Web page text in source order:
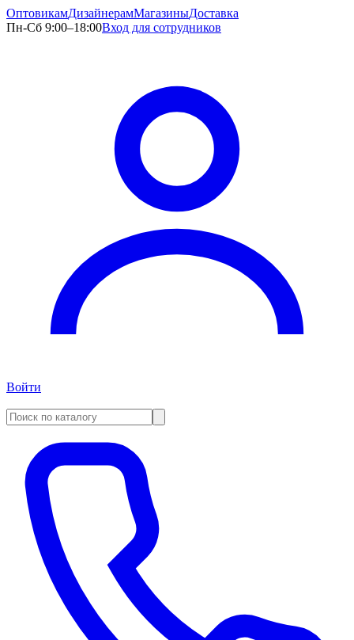
ОптовикамДизайнерамМагазиныДоставка
Пн-Сб 9:00–18:00Вход для сотрудников
Войти